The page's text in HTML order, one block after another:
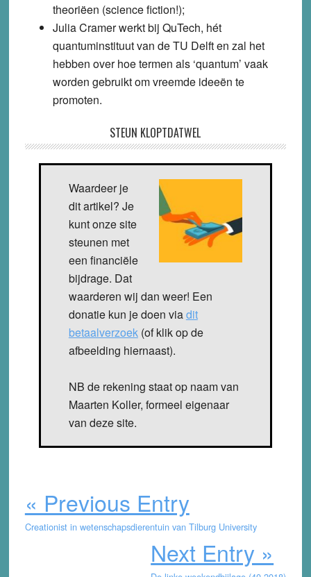
theoriëen (science fiction!);
Julia Cramer werkt bij QuTech, hét
quantuminstituut van de TU Delft en zal het
hebben over hoe termen als ‘quantum’ vaak
worden gebruikt om vreemde ideeën te
promoten.
STEUN KLOPTDATWEL
Waardeer je
dit artikel? Je
kunt onze site
steunen met
een financiële
bijdrage. Dat
waarderen wij dan weer! Een
donatie kun je doen viadit
betaalverzoek(of klik op de
afbeelding hiernaast).
NB de rekening staat op naam van
Maarten Koller, formeel eigenaar
van deze site.
« Previous Entry
Creationist in wetenschapsdierentuin van Tilburg University
Next Entry »